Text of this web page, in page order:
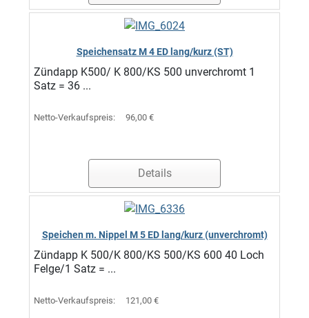
Speichensatz M 4 ED lang/kurz (ST)
Zündapp K500/ K 800/KS 500 unverchromt 1
Satz = 36 ...
Netto-Verkaufspreis: 96,00 €
Details
Speichen m. Nippel M 5 ED lang/kurz (unverchromt)
Zündapp K 500/K 800/KS 500/KS 600 40 Loch
Felge/1 Satz = ...
Netto-Verkaufspreis: 121,00 €